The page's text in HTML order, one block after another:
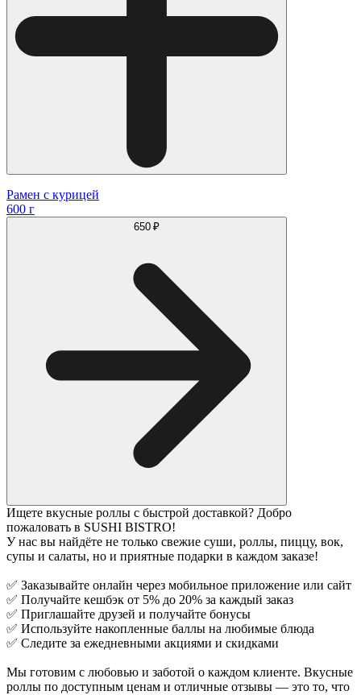
Рамен с курицей
600 г
650 ₽
Ищете вкусные роллы с быстрой доставкой? Добро
пожаловать в SUSHI BISTRO!
У нас вы найдёте не только свежие суши, роллы, пиццу, вок,
супы и салаты, но и приятные подарки в каждом заказе!
✅ Заказывайте онлайн через мобильное приложение или сайт
✅ Получайте кешбэк от 5% до 20% за каждый заказ
✅ Приглашайте друзей и получайте бонусы
✅ Используйте накопленные баллы на любимые блюда
✅ Следите за ежедневными акциями и скидками
Мы готовим с любовью и заботой о каждом клиенте. Вкусные
роллы по доступным ценам и отличные отзывы — это то, что